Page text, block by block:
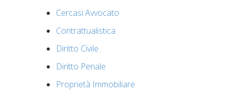
Cercasi Avvocato
Contrattualistica
Diritto Civile
Diritto Penale
Proprietà Immobiliare